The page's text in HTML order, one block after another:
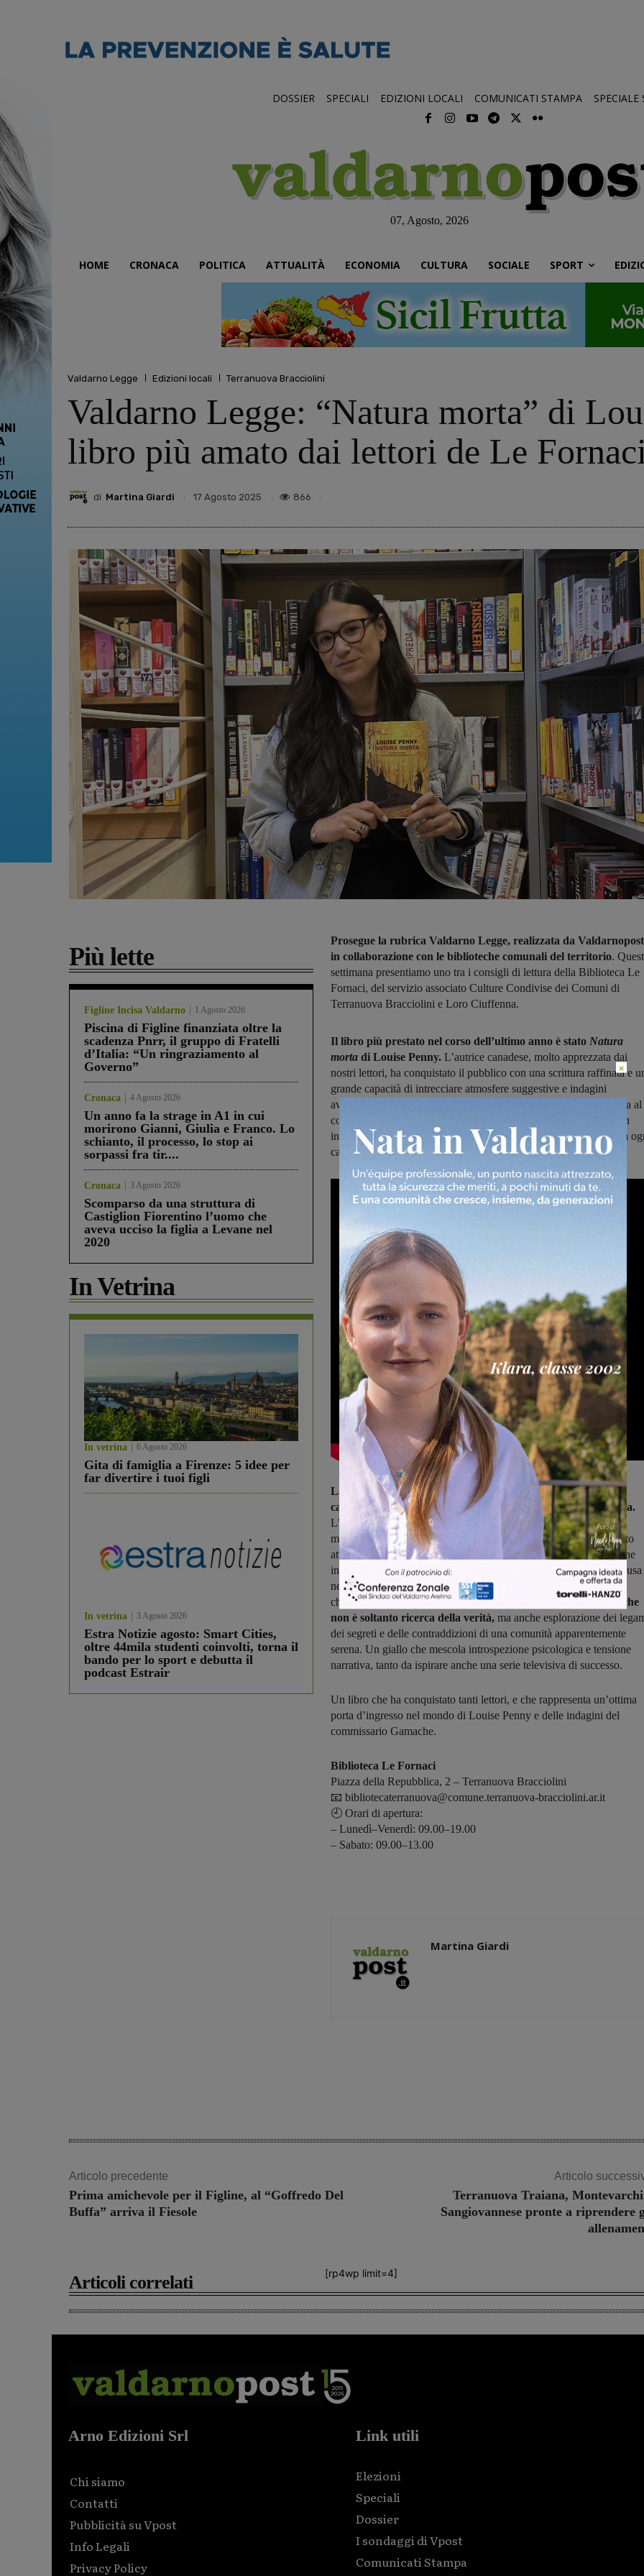
DOSSIER SPECIALI EDIZIONI LOCALI COMUNICATI STAMPA SPECIALE
07, Agosto, 2026
HOME CRONACA POLITICA ATTUALITÀ ECONOMIA CULTURA SOCIALE SPORT
Valdarno Legge Edizioni locali Terranuova Bracciolini
Valdarno Legge: “Natura morta” di
libro più amato dai lettori de Le
di Martina Giardi 17 Agosto 2025 866
Più lette
Figline Incisa Valdarno 1 Agosto 2026
Piscina di Figline finanziata oltre la
scadenza Pnrr, il gruppo di Fratelli
d’Italia: “Un ringraziamento al
Governo”
Cronaca 4 Agosto 2026
Un anno fa la strage in A1 in cui
morirono Gianni, Giulia e Franco. Lo
schianto, il processo, lo stop ai
sorpassi fra tir....
Cronaca 3 Agosto 2026
Scomparso da una struttura di
Castiglion Fiorentino l’uomo che
aveva ucciso la figlia a Levane nel
2020
In Vetrina
In vetrina 6 Agosto 2026
Gita di famiglia a Firenze: 5 idee per
far divertire i tuoi figli
In vetrina 3 Agosto 2026
Estra Notizie agosto: Smart Cities,
oltre 44mila studenti coinvolti, torna il
bando per lo sport e debutta il
podcast Estrair
Prosegue la rubrica Valdarno Legge, realizzata da Valdarnopost
in collaborazione con le biblioteche comunali del territorio.
settimana presentiamo uno tra i consigli di lettura della Biblioteca Le
Fornaci, del servizio associato Culture Condivise dei Comuni di
Terranuova Bracciolini e Loro Ciuffenna.
Il libro più prestato nel corso dell’ultimo anno è stato Natura
morta di Louise Penny. L’autrice canadese, molto apprezzata dai
nostri lettori, ha conquistato il pubblico con una scrittura raffinata e
grande capacità di intrecciare atmosfere suggestive e indagini
avvincenti. *Natura morta* è il primo romanzo della serie dedicata al
commissario Armand Gamache, capo della polizia del Québec: un
investigatore fuori dagli schemi, sensibile e riflessivo, che affronta
caso con un approccio umano e profondo.
La storia si apre in un piccolo villaggio immerso nelle foreste
canadesi, un luogo idilliaco che sembra uscito da una cartolina.
L’equilibrio della comunità viene però scosso dalla morte di una
maestra in pensione, donna benvoluta, appassionata di rose e molto
attiva nella vita parrocchiale. In un primo momento il decesso viene
interpretato come un tragico incidente di caccia, pratica molto diffusa
nella zona. Ma Gamache non si lascia convincere: per lui si tratta
chiaramente di un omicidio.Da qui prende avvio un’indagine che
non è soltanto ricerca della verità, ma anche esplorazione dei
dei segreti e delle contraddizioni di una comunità apparentemente
serena. Un giallo che mescola introspezione psicologica e tensione
narrativa, tanto da ispirare anche una serie televisiva di successo.
Un libro che ha conquistato tanti lettori, e che rappresenta un’ottima
porta d’ingresso nel mondo di Louise Penny e delle indagini del
commissario Gamache.
Biblioteca Le Fornaci
Piazza della Repubblica, 2 – Terranuova Bracciolini
📧 bibliotecaterranuova@comune.terranuova-bracciolini.ar.it
🕘 Orari di apertura:
– Lunedì–Venerdì: 09.00–19.00
– Sabato: 09.00–13.00
Martina Giardi
Articolo precedente
Prima amichevole per il Figline, al “Goffredo Del
Buffa” arriva il Fiesole
Articolo
Terranuova Traiana,
Sangiovannese pronte a riprendere
[rp4wp limit=4]
Articoli correlati
Arno Edizioni Srl
Chi siamo
Contatti
Pubblicità su Vpost
Info Legali
Privacy Policy
Link utili
Elezioni
Speciali
Dossier
I sondaggi di Vpost
Comunicati Stampa
×